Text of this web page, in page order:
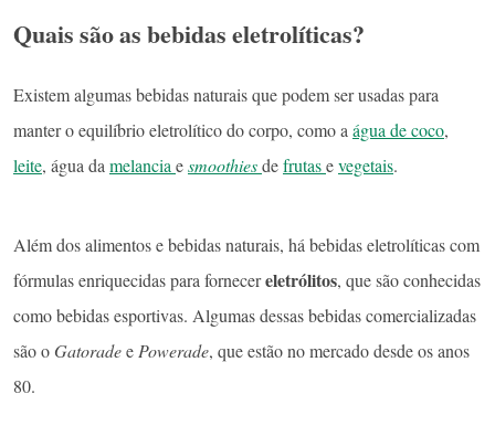
Quais são as bebidas eletrolíticas?
Existem algumas bebidas naturais que podem ser usadas para
manter o equilíbrio eletrolítico do corpo, como a água de coco,
leite, água da melancia esmoothiesdefrutasevegetais.
Além dos alimentos e bebidas naturais, há bebidas eletrolíticas com
fórmulas enriquecidas para fornecereletrólitos, que são conhecidas
como bebidas esportivas. Algumas dessas bebidas comercializadas
são oGatoradee Powerade, que estão no mercado desde os anos
80.